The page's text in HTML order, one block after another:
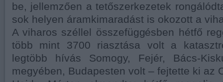
be, jellemzően a tetőszerkezetek
sok helyen áramkimaradást is okozott a
A viharos széllel összefüggésben hétfő
több mint 3700 riasztása volt a
legtöbb hívás Somogy, Fejér, Bács-
megyében, Budapesten volt – fejtette ki az